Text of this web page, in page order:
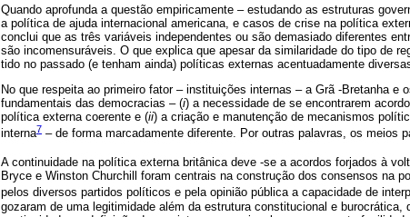
Quando aprofunda a questão empiricamente – estudando as estruturas
a política de ajuda internacional americana, e casos de crise na política
conclui que as três variáveis independentes ou são demasiado diferentes
são incomensuráveis. O que explica que apesar da similaridade do tipo de
tido no passado (e tenham ainda) políticas externas acentuadamente
No que respeita ao primeiro fator – instituições internas – a Grã -Bretanha e
fundamentais das democracias – (i) a necessidade de se encontrarem
política externa coerente e (ii) a criação e manutenção de mecanismos
interna7 – de forma marcadamente diferente. Por outras palavras, os meios
A continuidade na política externa britânica deve -se a acordos forjados à
Bryce e Winston Churchill foram centrais na construção dos consensos na
pelos diversos partidos políticos e pela opinião pública a capacidade de
gozaram de uma legitimidade além da estrutura constitucional e burocrática,